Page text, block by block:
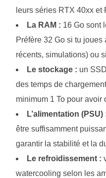
leurs séries RTX 40xx et
La RAM : 16 Go sont
Préfère 32 Go si tu
récents, simulations) ou
Le stockage : un
des temps de
minimum 1 To pour avoir
L’alimentation (PSU)
être suffisamment
garantir la stabilité et la
Le refroidissement :
watercooling selon les